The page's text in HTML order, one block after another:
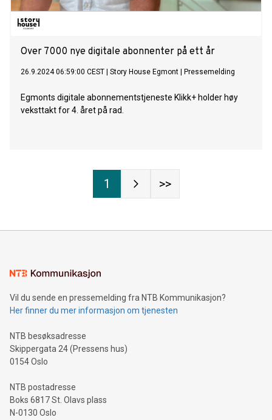
Over 7000 nye digitale abonnenter på ett år
26.9.2024 06:59:00 CEST Story House Egmont Pressemelding
Egmonts digitale abonnementstjeneste Klikk+ holder høy
veksttakt for 4. året på rad.
1 >>
Vil du sende en pressemelding fra NTB Kommunikasjon?
Her finner du mer informasjon om tjenesten
NTB besøksadresse
Skippergata 24 (Pressens hus)
0154 Oslo
NTB postadresse
Boks 6817 St. Olavs plass
N-0130 Oslo